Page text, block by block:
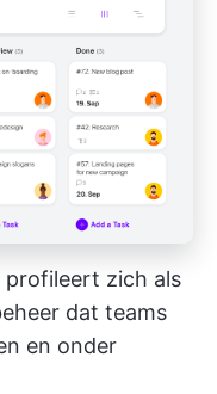
profileert zich als
dat teams
en onder